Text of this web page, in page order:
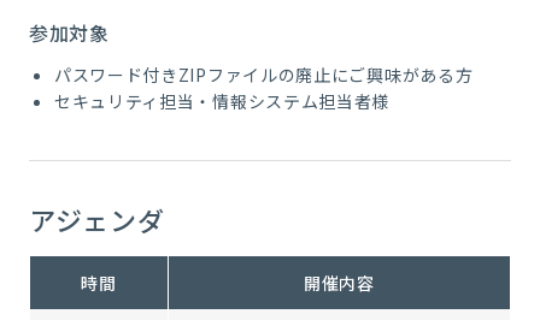
参加対象
パスワード付きZIPファイルの廃止にご興味がある方
セキュリティ担当・情報システム担当者様
アジェンダ
時間 開催内容